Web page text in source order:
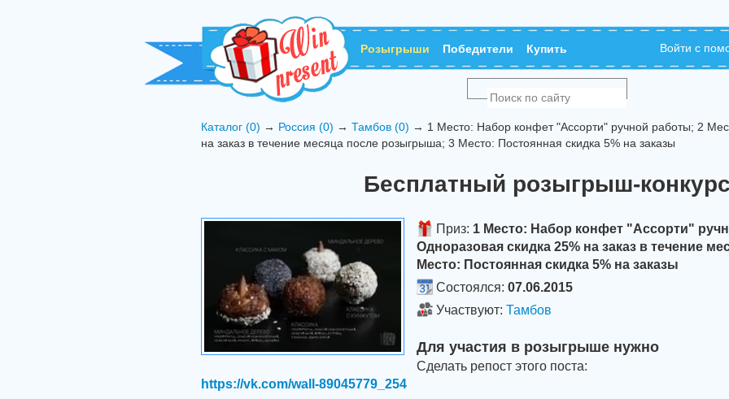
Розыгрыши Победители Купить Войти с
Каталог (0) → Россия (0) → Тамбов (0) → 1 Место: Набор конфет "Ассорти" ручной работы; 2
на заказ в течение месяца после розыгрыша; 3 Место: Постоянная скидка 5% на заказы
Бесплатный розыгрыш-конкурс
Приз: 1 Место: Набор конфет "Ассорти"
Одноразовая скидка 25% на заказ в течение
Место: Постоянная скидка 5% на заказы
Состоялся: 07.06.2015
Участвуют: Тамбов
Для участия в розыгрыше нужно
Сделать репост этого поста:
https://vk.com/wall-89045779_254